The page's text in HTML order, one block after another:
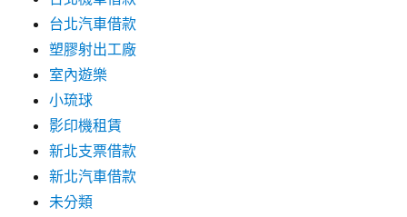
台北汽車借款
塑膠射出工廠
室內遊樂
小琉球
影印機租賃
新北支票借款
新北汽車借款
未分類